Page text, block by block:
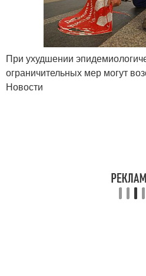
При ухудшении
ограничительных мер могут
Новости